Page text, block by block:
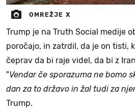
OMREŽJE X
Trump je na Truth Social medije
poročajo, in zatrdil, da je on tisti,
čeprav da bi raje videl, da bi z
"Vendar če sporazuma ne bomo
dan za to državo in žal tudi za
Trump.